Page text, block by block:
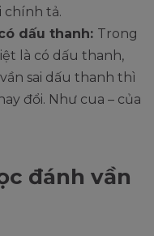
chính tả.
dấu thanh: Trong
là có dấu thanh,
sai dấu thanh thì
đổi. Như cua – của
đánh vần